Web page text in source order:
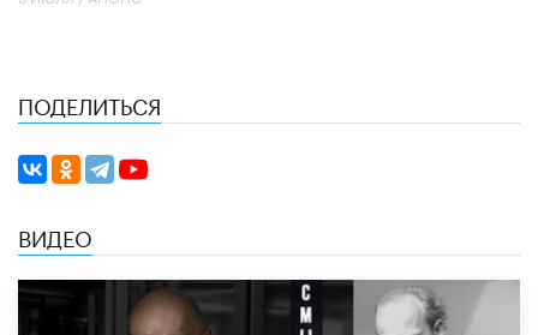
ПОДЕЛИТЬСЯ
ВИДЕО